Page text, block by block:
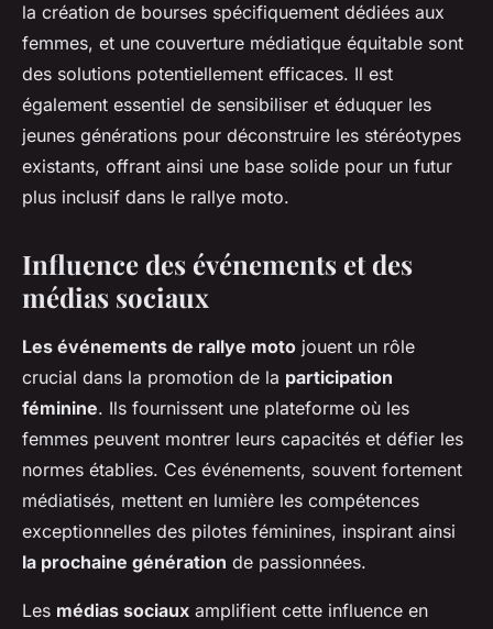
la création de bourses spécifiquement dédiées aux
femmes, et une couverture médiatique équitable sont
des solutions potentiellement efficaces. Il est
également essentiel de sensibiliser et éduquer les
jeunes générations pour déconstruire les stéréotypes
existants, offrant ainsi une base solide pour un futur
plus inclusif dans le rallye moto.
Influence des événements et des
médias sociaux
Les événements de rallye moto jouent un rôle
crucial dans la promotion de la participation
féminine. Ils fournissent une plateforme où les
femmes peuvent montrer leurs capacités et défier les
normes établies. Ces événements, souvent fortement
médiatisés, mettent en lumière les compétences
exceptionnelles des pilotes féminines, inspirant ainsi
la prochaine génération de passionnées.
Les médias sociaux amplifient cette influence en